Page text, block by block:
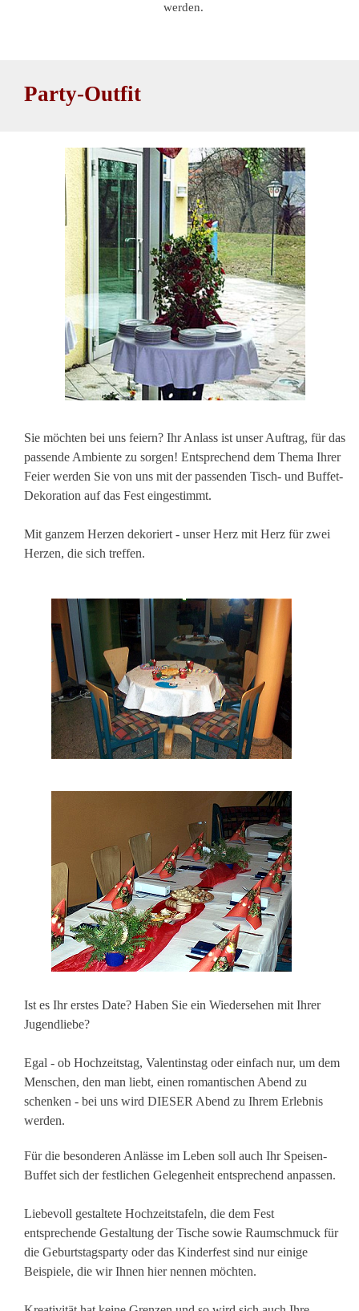
werden.
Party-Outfit
Sie möchten bei uns feiern? Ihr Anlass ist unser Auftrag, für das
passende Ambiente zu sorgen! Entsprechend dem Thema Ihrer
Feier werden Sie von uns mit der passenden Tisch- und Buffet-
Dekoration auf das Fest eingestimmt.
Mit ganzem Herzen dekoriert - unser Herz mit Herz für zwei
Herzen, die sich treffen.
Ist es Ihr erstes Date? Haben Sie ein Wiedersehen mit Ihrer
Jugendliebe?
Egal - ob Hochzeitstag, Valentinstag oder einfach nur, um dem
Menschen, den man liebt, einen romantischen Abend zu
schenken - bei uns wird DIESER Abend zu Ihrem Erlebnis
werden.
Für die besonderen Anlässe im Leben soll auch Ihr Speisen-
Buffet sich der festlichen Gelegenheit entsprechend anpassen.
Liebevoll gestaltete Hochzeitstafeln, die dem Fest
entsprechende Gestaltung der Tische sowie Raumschmuck für
die Geburtstagsparty oder das Kinderfest sind nur einige
Beispiele, die wir Ihnen hier nennen möchten.